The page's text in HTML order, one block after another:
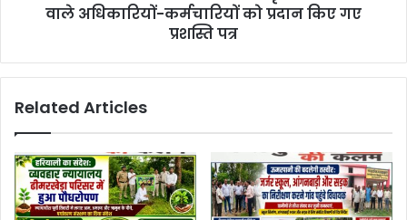
वाले अधिकारियों-कर्मचारियों को प्रदान किए गए
प्रशस्ति पत्र
Related Articles